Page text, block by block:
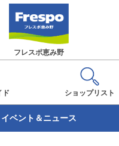
フレスポ恵み野
ド ショップリスト
イベント＆ニュース